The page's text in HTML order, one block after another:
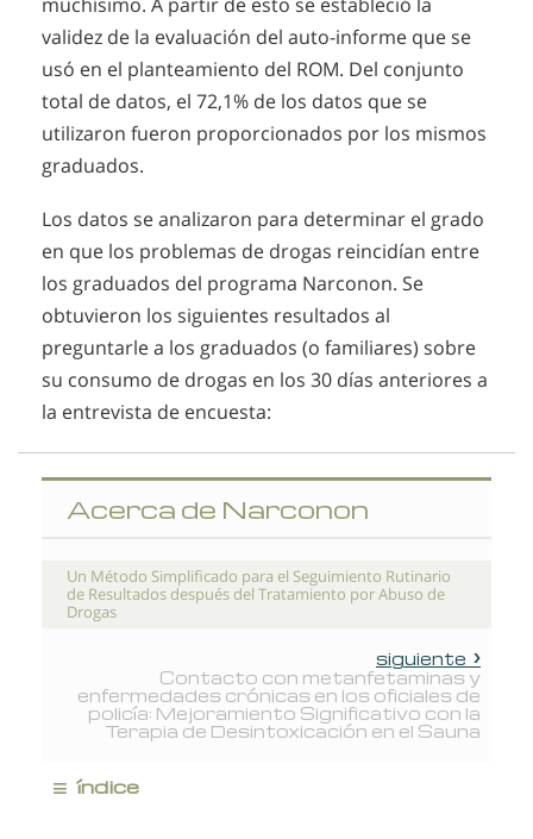
validez de la evaluación del auto-informe que se
usó en el planteamiento del ROM. Del conjunto
total de datos, el 72,1% de los datos que se
utilizaron fueron proporcionados por los mismos
graduados.
Los datos se analizaron para determinar el grado
en que los problemas de drogas reincidían entre
los graduados del programa Narconon. Se
obtuvieron los siguientes resultados al
preguntarle a los graduados (o familiares) sobre
su consumo de drogas en los 30 días anteriores a
la entrevista de encuesta:
Acerca de Narconon
Un Método Simplificado para el Seguimiento Rutinario
de Resultados después del Tratamiento por Abuso de
Drogas
siguiente
Contacto con metanfetaminas y
enfermedades crónicas en los oficiales de
policía: Mejoramiento Significativo con la
Terapia de Desintoxicación en el Sauna
≡ índice